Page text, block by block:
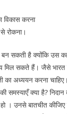
विकास करना
रोकना।
बन सकती है क्योंकि
सकते हैं। जैसे भारत में
का अध्ययन करना
क्या है? निदान
। उनसे बातचीत